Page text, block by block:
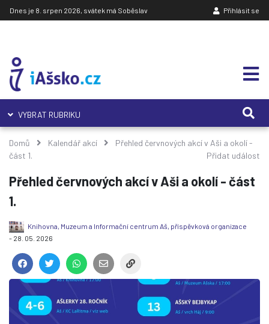
Dnes je 8. srpen 2026, svátek má Soběslav Přihlásit se
VYBRAT RUBRIKU
Domů Kalendář akcí
Přehled červnových akcí v Aši a okolí -
část 1.
Přidat událost
Přehled červnových akcí v Aši a okolí - část
1.
Knihovna, Muzeum a Informační centrum Aš, příspěvková organizace
- 28. 05. 2026